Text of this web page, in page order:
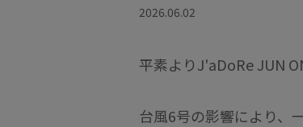
2026.06.02
平素よりJ'aDoRe JUN
台風6号の影響により、